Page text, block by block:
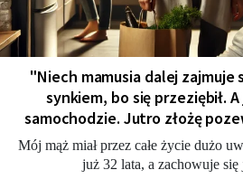
"Niech mamusia dalej zajmuje
synkiem, bo się przeziębił.
samochodzie. Jutro złożę
Mój mąż miał przez całe życie dużo
już 32 lata, a zachowuje się